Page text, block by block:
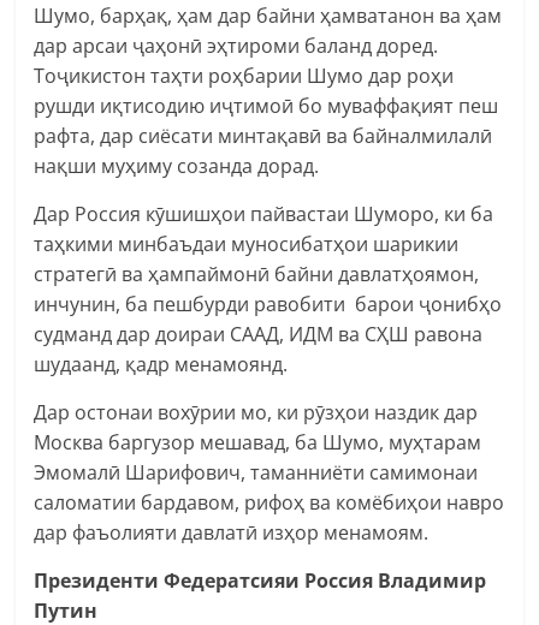
Шумо, барҳақ, ҳам дар байни ҳамватанон ва ҳам
дар арсаи ҷаҳонӣ эҳтироми баланд доред.
Тоҷикистон таҳти роҳбарии Шумо дар роҳи
рушди иқтисодию иҷтимоӣ бо муваффақият пеш
рафта, дар сиёсати минтақавӣ ва байналмилалӣ
нақши муҳиму созанда дорад.
Дар Россия кӯшишҳои пайвастаи Шуморо, ки ба
таҳкими минбаъдаи муносибатҳои шарикии
стратегӣ ва ҳампаймонӣ байни давлатҳоямон,
инчунин, ба пешбурди равобити барои ҷонибҳо
судманд дар доираи СААД, ИДМ ва СҲШ равона
шудаанд, қадр менамоянд.
Дар остонаи вохӯрии мо, ки рӯзҳои наздик дар
Москва баргузор мешавад, ба Шумо, муҳтарам
Эмомалӣ Шарифович, таманниёти самимонаи
саломатии бардавом, рифоҳ ва комёбиҳои навро
дар фаъолияти давлатӣ изҳор менамоям.
Президенти Федератсияи Россия Владимир
Путин